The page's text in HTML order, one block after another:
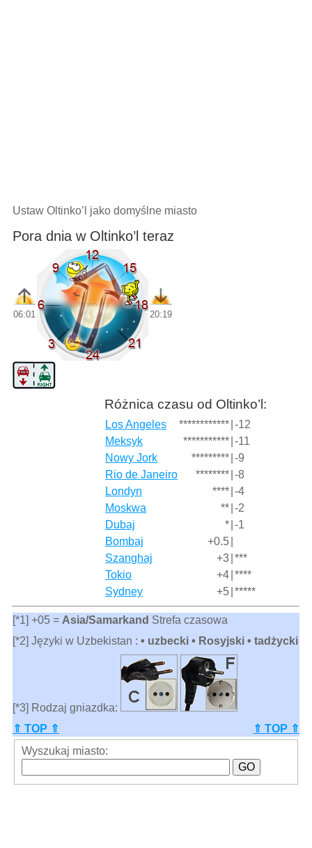
Ustaw Oltinko’l jako domyślne miasto
Pora dnia w Oltinko’l teraz
06:01 20:19
Różnica czasu od Oltinko’l:
Los Angeles ************ -12
Meksyk
*********** -11
Nowy Jork
********* -9
Rio de Janeiro
******** -8
Londyn
**** -4
Moskwa
** -2
Dubaj
* -1
Bombaj
+0.5
Szanghaj
+3 ***
Tokio
+4 ****
Sydney
+5 *****
[*1] +05 = Asia/Samarkand Strefa czasowa
[*2] Języki w Uzbekistan : • uzbecki • Rosyjski • tadżycki
[*3] Rodzaj gniazdka:
⇑ TOP ⇑
⇑ TOP ⇑
Wyszukaj miasto: